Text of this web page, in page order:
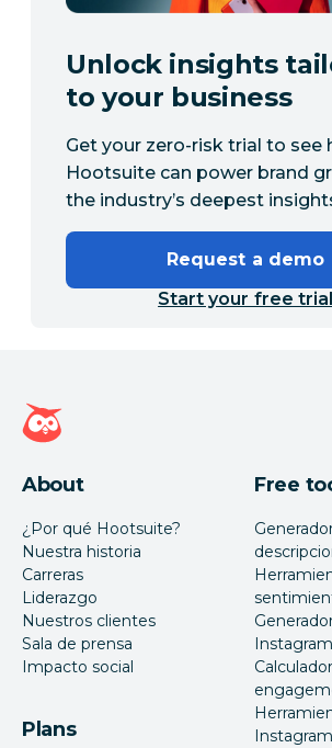
Unlock insights
to your business
Get your zero-risk trial to see
Hootsuite can power brand
the industry’s deepest
Request a demo
Start your free trial
Página de inicio de Hootsuite
About
¿Por qué Hootsuite?
Nuestra historia
Carreras
Liderazgo
Nuestros clientes
Sala de prensa
Impacto social
Plans
Free
Instagram
Instagram